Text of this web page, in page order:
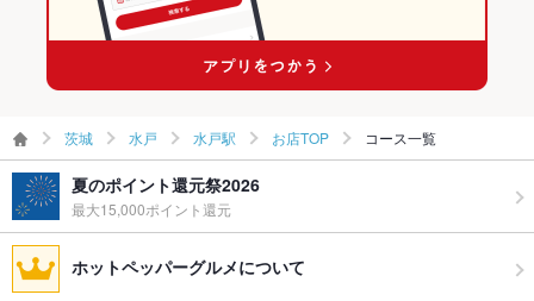
水戸駅 × 韓国料理全般
茨城 水戸 水戸駅 お店TOP コース一覧
夏のポイント還元祭2026
最大15,000ポイント還元
ホットペッパーグルメについて